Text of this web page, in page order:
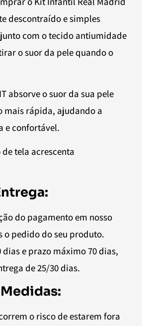
descontraído e simples
com o tecido antiumidade
o suor da pele quando o
absorve o suor da sua pele
mais rápida, ajudando a
e confortável.
tela acrescenta
do pagamento em nosso
o pedido do seu produto.
e prazo máximo 70 dias,
de 25/30 dias.
o risco de estarem fora